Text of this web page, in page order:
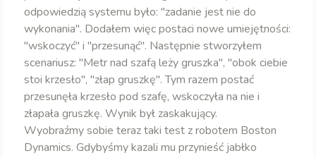
odpowiedzią systemu było: "zadanie jest nie do
wykonania". Dodałem więc postaci nowe umiejętności:
"wskoczyć" i "przesunąć". Następnie stworzyłem
scenariusz: "Metr nad szafą leży gruszka", "obok ciebie
stoi krzesło", "złap gruszkę". Tym razem postać
przesunęła krzesło pod szafę, wskoczyła na nie i
złapała gruszkę. Wynik był zaskakujący.
Wyobraźmy sobie teraz taki test z robotem Boston
Dynamics. Gdybyśmy kazali mu przynieść jabłko